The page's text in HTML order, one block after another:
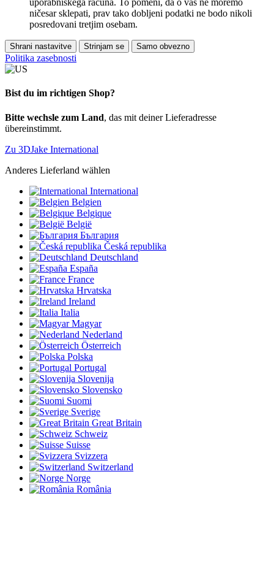
uporabniškega računa. To pomeni, da o vas ne moremo
ničesar sklepati, prav tako dobljeni podatki ne bodo nikoli
posredovani tretjim osebam.
Shrani nastavitve Strinjam se Samo obvezno
Politika zasebnosti
Bist du im richtigen Shop?
Bitte wechsle zum Land, das mit deiner Lieferadresse
übereinstimmt.
Zu 3DJake International
Anderes Lieferland wählen
International
Belgien
Belgique
België
България
Česká republika
Deutschland
España
France
Hrvatska
Ireland
Italia
Magyar
Nederland
Österreich
Polska
Portugal
Slovenija
Slovensko
Suomi
Sverige
Great Britain
Schweiz
Suisse
Svizzera
Switzerland
Norge
România